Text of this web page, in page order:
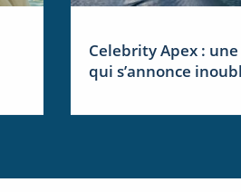
Celebrity Apex :
qui s’annonce